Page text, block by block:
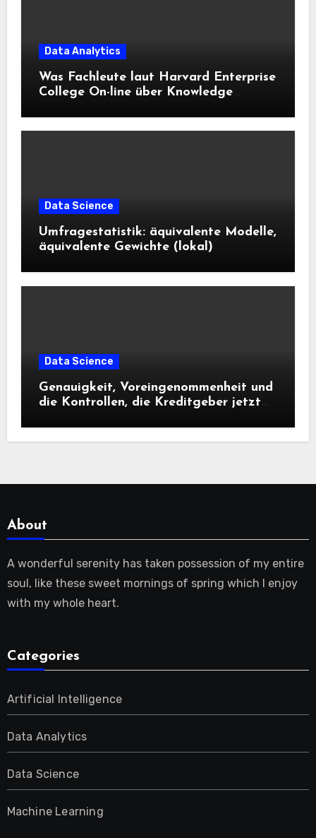
Data Analytics
Was Fachleute laut Harvard Enterprise
College On-line über Knowledge
Data Science
Umfragestatistik: äquivalente Modelle,
äquivalente Gewichte (lokal)
Data Science
Genauigkeit, Voreingenommenheit und
die Kontrollen, die Kreditgeber jetzt
About
A wonderful serenity has taken possession of my entire
soul, like these sweet mornings of spring which I enjoy
with my whole heart.
Categories
Artificial Intelligence
Data Analytics
Data Science
Machine Learning